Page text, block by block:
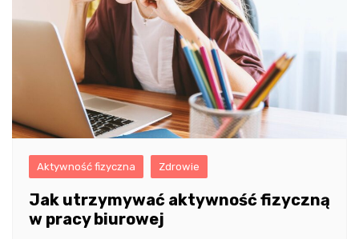
Aktywność fizyczna Zdrowie
Jak utrzymywać aktywność fizyczną
w pracy biurowej